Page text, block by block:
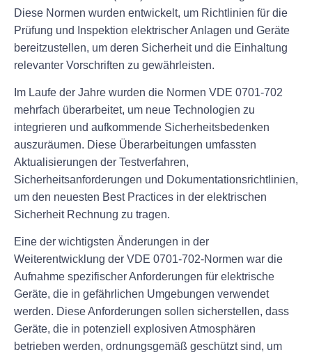
Diese Normen wurden entwickelt, um Richtlinien für die
Prüfung und Inspektion elektrischer Anlagen und Geräte
bereitzustellen, um deren Sicherheit und die Einhaltung
relevanter Vorschriften zu gewährleisten.
Im Laufe der Jahre wurden die Normen VDE 0701-702
mehrfach überarbeitet, um neue Technologien zu
integrieren und aufkommende Sicherheitsbedenken
auszuräumen. Diese Überarbeitungen umfassten
Aktualisierungen der Testverfahren,
Sicherheitsanforderungen und Dokumentationsrichtlinien,
um den neuesten Best Practices in der elektrischen
Sicherheit Rechnung zu tragen.
Eine der wichtigsten Änderungen in der
Weiterentwicklung der VDE 0701-702-Normen war die
Aufnahme spezifischer Anforderungen für elektrische
Geräte, die in gefährlichen Umgebungen verwendet
werden. Diese Anforderungen sollen sicherstellen, dass
Geräte, die in potenziell explosiven Atmosphären
betrieben werden, ordnungsgemäß geschützt sind, um